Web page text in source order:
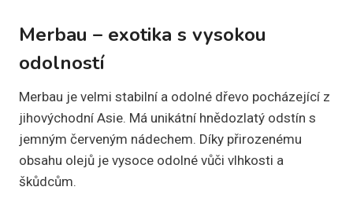
Merbau – exotika s vysokou
odolností
Merbau je velmi stabilní a odolné dřevo pocházející z
jihovýchodní Asie. Má unikátní hnědozlatý odstín s
jemným červeným nádechem. Díky přirozenému
obsahu olejů je vysoce odolné vůči vlhkosti a
škůdcům.